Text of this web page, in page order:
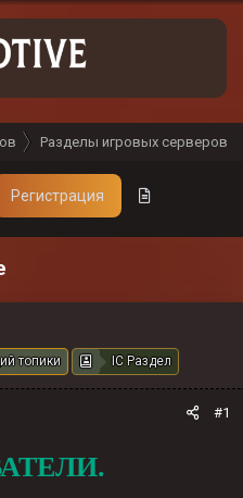
Разделы игровых серверов
Регистрация
топики IC Раздел
#1